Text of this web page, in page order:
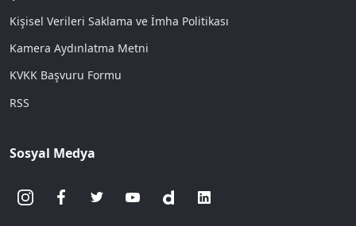
Kişisel Verileri Saklama ve İmha Politikası
Kamera Aydınlatma Metni
KVKK Başvuru Formu
RSS
Sosyal Medya